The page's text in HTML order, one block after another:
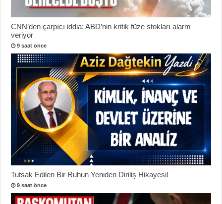
CNN’den çarpıcı iddia: ABD’nin kritik füze stokları alarm
veriyor
9 saat önce
Tutsak Edilen Bir Ruhun Yeniden Diriliş Hikayesi!
9 saat önce